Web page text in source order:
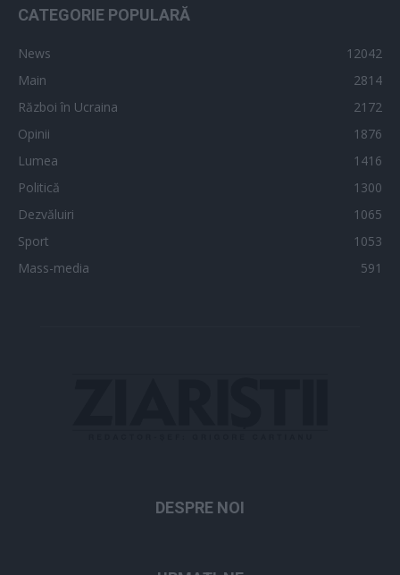
CATEGORIE POPULARĂ
News
12042
Main
2814
Război în Ucraina
2172
Opinii
1876
Lumea
1416
Politică
1300
Dezvăluiri
1065
Sport
1053
Mass-media
591
DESPRE NOI